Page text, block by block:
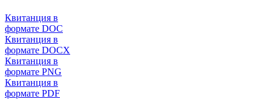
Квитанция в
формате DOC
Квитанция в
формате DOCX
Квитанция в
формате PNG
Квитанция в
формате PDF